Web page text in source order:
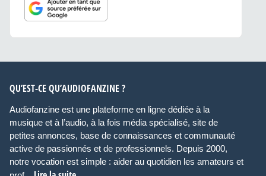
QU’EST-CE QU’AUDIOFANZINE ?
Audiofanzine est une plateforme en ligne dédiée à la
musique et à l’audio, à la fois média spécialisé, site de
petites annonces, base de connaissances et communauté
active de passionnés et de professionnels. Depuis 2000,
notre vocation est simple : aider au quotidien les amateurs et